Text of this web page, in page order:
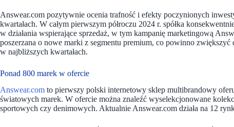
Answear.com pozytywnie ocenia trafność i efekty poczynionych
kwartałach. W całym pierwszym półroczu 2024 r. spółka
w działania wspierające sprzedaż, w tym kampanię marketingową
poszerzana o nowe marki z segmentu premium, co powinno
w najbliższych kwartałach.
Ponad 800 marek w ofercie
Answear.com to pierwszy polski internetowy sklep multibrandowy
światowych marek. W ofercie można znaleźć wyselekcjonowane
sportowych czy denimowych. Aktualnie Answear.com działa na 12